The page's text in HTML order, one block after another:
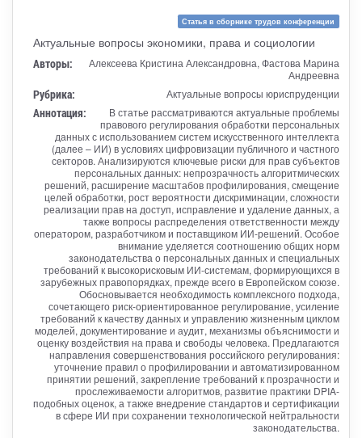
Статья в сборнике трудов конференции
Актуальные вопросы экономики, права и социологии
Авторы:
Алексеева Кристина Александровна, Фастова Марина
Андреевна
Рубрика: Актуальные вопросы юриспруденции
Аннотация:
В статье рассматриваются актуальные проблемы
правового регулирования обработки персональных
данных с использованием систем искусственного интеллекта
(далее – ИИ) в условиях цифровизации публичного и частного
секторов. Анализируются ключевые риски для прав субъектов
персональных данных: непрозрачность алгоритмических
решений, расширение масштабов профилирования, смещение
целей обработки, рост вероятности дискриминации, сложности
реализации прав на доступ, исправление и удаление данных, а
также вопросы распределения ответственности между
оператором, разработчиком и поставщиком ИИ-решений. Особое
внимание уделяется соотношению общих норм
законодательства о персональных данных и специальных
требований к высокорисковым ИИ-системам, формирующихся в
зарубежных правопорядках, прежде всего в Европейском союзе.
Обосновывается необходимость комплексного подхода,
сочетающего риск-ориентированное регулирование, усиление
требований к качеству данных и управлению жизненным циклом
моделей, документирование и аудит, механизмы объяснимости и
оценку воздействия на права и свободы человека. Предлагаются
направления совершенствования российского регулирования:
уточнение правил о профилировании и автоматизированном
принятии решений, закрепление требований к прозрачности и
прослеживаемости алгоритмов, развитие практики DPIA-
подобных оценок, а также внедрение стандартов и сертификации
в сфере ИИ при сохранении технологической нейтральности
законодательства.